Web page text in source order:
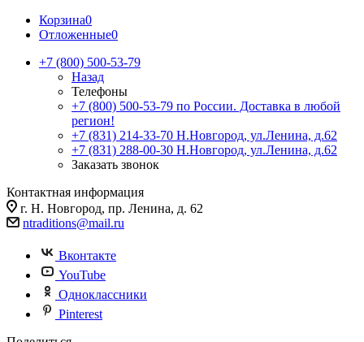
Корзина0
Отложенные0
+7 (800) 500-53-79
Назад
Телефоны
+7 (800) 500-53-79 по России. Доставка в любой
регион!
+7 (831) 214-33-70 Н.Новгород, ул.Ленина, д.62
+7 (831) 288-00-30 Н.Новгород, ул.Ленина, д.62
Заказать звонок
Контактная информация
г. Н. Новгород, пр. Ленина, д. 62
ntraditions@mail.ru
Вконтакте
YouTube
Одноклассники
Pinterest